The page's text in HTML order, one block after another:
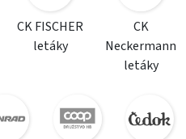
CK FISCHER
letáky
CK
Neckermann
letáky